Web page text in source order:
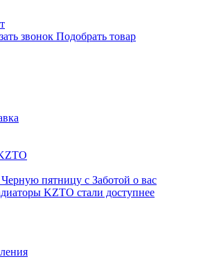
звонок Подобрать товар
пятницу с Заботой о вас
KZTO стали доступнее